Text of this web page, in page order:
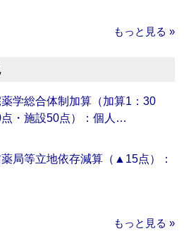
もっと見る »
薬学総合体制加算（加算1：30
・施設50点）：個人…
薬局等立地依存減算（▲15点）：
もっと見る »